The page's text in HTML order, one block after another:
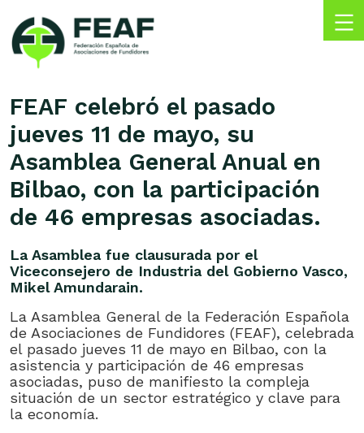
content
Española
de
Asociaciones
de
Fundidores
FEAF celebró el pasado
jueves 11 de mayo, su
Asamblea General Anual en
Bilbao, con la participación
de 46 empresas asociadas.
La Asamblea fue clausurada por el
Viceconsejero de Industria del Gobierno Vasco,
Mikel Amundarain.
La Asamblea General de la Federación Española
de Asociaciones de Fundidores (FEAF), celebrada
el pasado jueves 11 de mayo en Bilbao, con la
asistencia y participación de 46 empresas
asociadas, puso de manifiesto la compleja
situación de un sector estratégico y clave para
la economía.